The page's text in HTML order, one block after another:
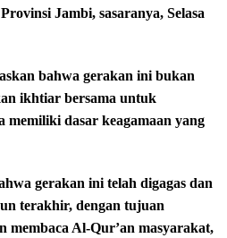
Jambi, sasaranya, Selasa
bahwa gerakan ini bukan
ikhtiar bersama untuk
memiliki dasar keagamaan yang
gerakan ini telah digagas dan
terakhir, dengan tujuan
membaca Al-Qur’an masyarakat,